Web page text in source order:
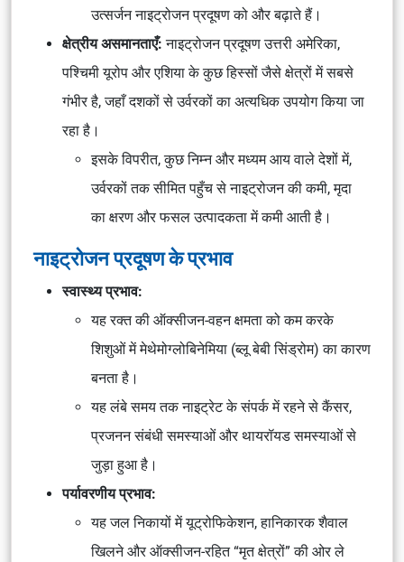
उत्सर्जन नाइट्रोजन प्रदूषण को और बढ़ाते हैं।
क्षेत्रीय असमानताएँ:नाइट्रोजन प्रदूषण उत्तरी अमेरिका,
पश्चिमी यूरोप और एशिया के कुछ हिस्सों जैसे क्षेत्रों में सबसे
गंभीर है, जहाँ दशकों से उर्वरकों का अत्यधिक उपयोग किया जा
रहा है।
इसके विपरीत, कुछ निम्न और मध्यम आय वाले देशों में,
उर्वरकों तक सीमित पहुँच से नाइट्रोजन की कमी, मृदा
का क्षरण और फसल उत्पादकता में कमी आती है।
नाइट्रोजन प्रदूषण के प्रभाव
स्वास्थ्य प्रभाव:
यह रक्त की ऑक्सीजन-वहन क्षमता को कम करके
शिशुओं में मेथेमोग्लोबिनेमिया (ब्लू बेबी सिंड्रोम) का कारण
बनता है।
यह लंबे समय तक नाइट्रेट के संपर्क में रहने से कैंसर,
प्रजनन संबंधी समस्याओं और थायरॉयड समस्याओं से
जुड़ा हुआ है।
पर्यावरणीय प्रभाव:
यह जल निकायों में यूट्रोफिकेशन, हानिकारक शैवाल
खिलने और ऑक्सीजन-रहित “मृत क्षेत्रों” की ओर ले